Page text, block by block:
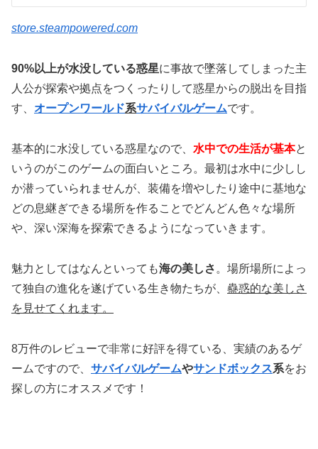
store.steampowered.com
90%以上が水没している惑星に事故で墜落してしまった主
人公が探索や拠点をつくったりして惑星からの脱出を目指
す、 オープンワールド系サバイバルゲームです。
基本的に水没している惑星なので、 水中での生活が基本と
いうのがこのゲームの面白いところ。最初は水中に少しし
か潜っていられませんが、装備を増やしたり途中に基地な
どの息継ぎできる場所を作ることでどんどん色々な場所
や、深い深海を探索できるようになっていきます。
魅力としてはなんといっても海の美しさ 。場所場所によっ
て独自の進化を遂げている生き物たちが、 蠱惑的な美しさ
を見せてくれます。
8万件のレビューで非常に好評を得ている、実績のあるゲ
ームですので、 サバイバルゲームやサンドボックス系をお
探しの方にオススメです！